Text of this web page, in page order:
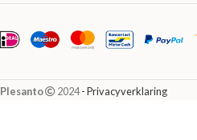
Plesanto 2024- Privacyverklaring